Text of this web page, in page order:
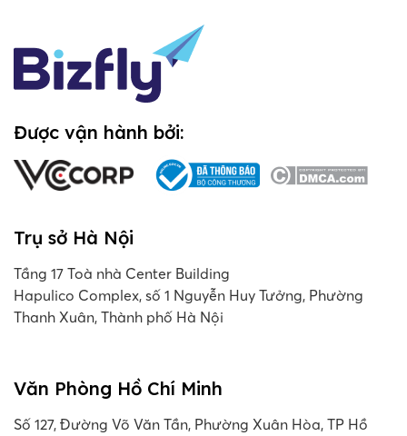
Được vận hành bởi:
Trụ sở Hà Nội
Tầng 17 Toà nhà Center Building
Hapulico Complex, số 1 Nguyễn Huy Tưởng, Phường
Thanh Xuân, Thành phố Hà Nội
Văn Phòng Hồ Chí Minh
Số 127, Đường Võ Văn Tần, Phường Xuân Hòa, TP Hồ